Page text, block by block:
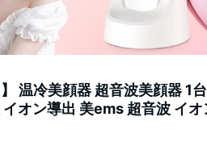
温冷美顔器 超音波美顔器 1
オン導出 美ems 超音波 イオ
の黒ずみ バレンタイン プレ